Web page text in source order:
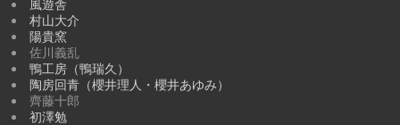
風遊舎
村山大介
陽貴窯
佐川義乱
鴨工房（鴨瑞久）
陶房回青（櫻井理人・櫻井あゆみ）
齊藤十郎
初澤勉